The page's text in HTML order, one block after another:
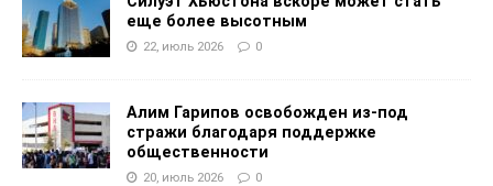
еще более высотным
22, июль 2026 0
Алим Гарипов освобожден из-под
стражи благодаря поддержке
общественности
20, июль 2026 0